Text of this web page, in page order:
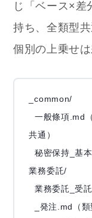
じ「ベース×差
持ち、全類型
個別の上乗せ
_common/
共通）
業務委託/